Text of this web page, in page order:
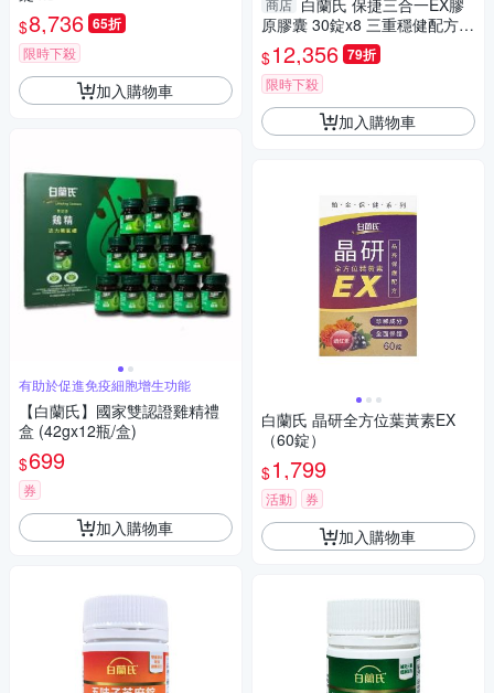
$8,736 65折
限時下殺
加入購物車
有助於促進免疫細胞增生功能
【白蘭氏】國家雙認證雞精禮
盒 (42gx12瓶/盒)
$699
券
加入購物車
商店 白蘭氏 保捷三合一EX膠
原膠囊 30錠x8 三重穩健配方
有助步伐穩健有力量
$12,356 79折
限時下殺
加入購物車
白蘭氏 晶研全方位葉黃素EX
（60錠）
$1,799
活動 券
加入購物車